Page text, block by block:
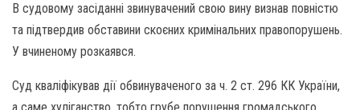
В судовому засіданні звинувачений свою вину визнав повністю
та підтвердив обставини скоєних кримінальних правопорушень.
У вчиненому розкаявся.
Суд кваліфікував дії обвинуваченого за ч. 2 ст. 296 КК України,